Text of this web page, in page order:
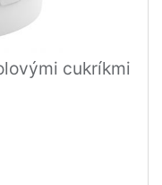
cukríkmi